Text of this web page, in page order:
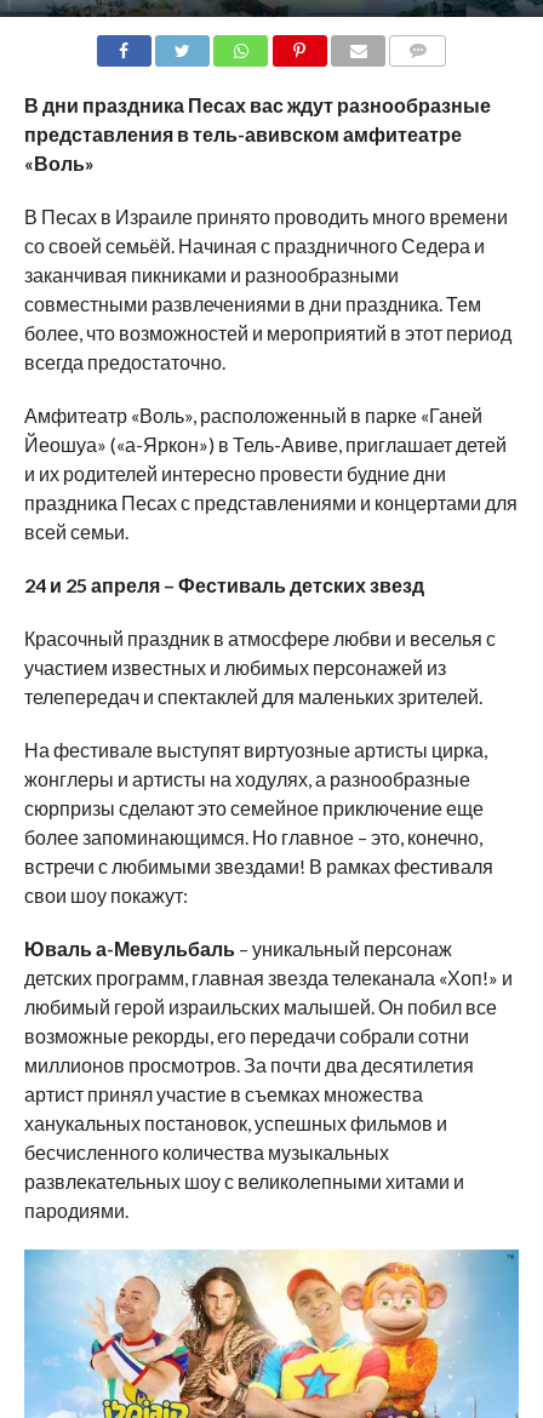
В дни праздника Песах вас ждут разнообразные
представления в тель-авивском амфитеатре
«Воль»
В Песах в Израиле принято проводить много времени
со своей семьёй. Начиная с праздничного Седера и
заканчивая пикниками и разнообразными
совместными развлечениями в дни праздника. Тем
более, что возможностей и мероприятий в этот период
всегда предостаточно.
Амфитеатр «Воль», расположенный в парке «Ганей
Йеошуа» («а-Яркон») в Тель-Авиве, приглашает детей
и их родителей интересно провести будние дни
праздника Песах с представлениями и концертами для
всей семьи.
24 и 25 апреля – Фестиваль детских звезд
Красочный праздник в атмосфере любви и веселья с
участием известных и любимых персонажей из
телепередач и спектаклей для маленьких зрителей.
На фестивале выступят виртуозные артисты цирка,
жонглеры и артисты на ходулях, а разнообразные
сюрпризы сделают это семейное приключение еще
более запоминающимся. Но главное – это, конечно,
встречи с любимыми звездами! В рамках фестиваля
свои шоу покажут:
Юваль а-Мевульбаль– уникальный персонаж
детских программ, главная звезда телеканала «Хоп!» и
любимый герой израильских малышей. Он побил все
возможные рекорды, его передачи собрали сотни
миллионов просмотров. За почти два десятилетия
артист принял участие в съемках множества
ханукальных постановок, успешных фильмов и
бесчисленного количества музыкальных
развлекательных шоу с великолепными хитами и
пародиями.